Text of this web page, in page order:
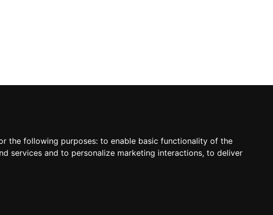
the following purposes: to enable basic functionality of the
services and to personalize marketing interactions, to deliver
newsletter